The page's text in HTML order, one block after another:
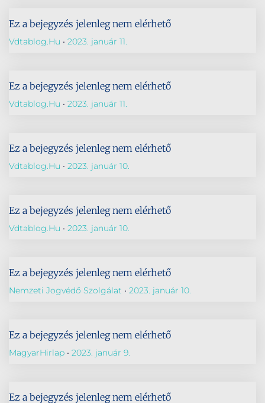
Ez a bejegyzés jelenleg nem elérhető
Vdtablog.hu 2023. január 11.
Ez a bejegyzés jelenleg nem elérhető
Vdtablog.hu 2023. január 11.
Ez a bejegyzés jelenleg nem elérhető
Vdtablog.hu 2023. január 10.
Ez a bejegyzés jelenleg nem elérhető
Vdtablog.hu 2023. január 10.
Ez a bejegyzés jelenleg nem elérhető
Nemzeti Jogvédő Szolgálat 2023. január 10.
Ez a bejegyzés jelenleg nem elérhető
MagyarHirlap 2023. január 9.
Ez a bejegyzés jelenleg nem elérhető